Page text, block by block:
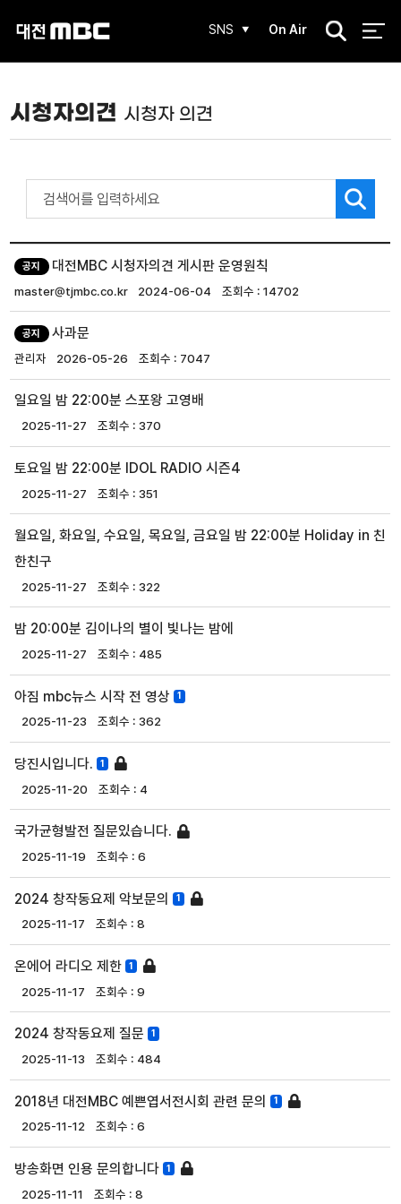
SNS On Air
검
시청자의견 시청자 의견
공지 대전MBC 시청자의견 게시판 운영원칙
master@tjmbc.co.kr 2024-06-04 14702
공지 사과문
관리자 2026-05-26 7047
일요일 밤 22:00분 스포왕 고영배
2025-11-27 370
토요일 밤 22:00분 IDOL RADIO 시즌4
2025-11-27 351
월요일, 화요일, 수요일, 목요일, 금요일 밤 22:00분 Holiday in 친
한친구
2025-11-27 322
밤 20:00분 김이나의 별이 빛나는 밤에
2025-11-27 485
아짐 mbc뉴스 시작 전 영상 1
2025-11-23 362
당진시입니다. 1
2025-11-20 4
국가균형발전 질문있습니다.
2025-11-19 6
2024 창작동요제 악보문의 1
2025-11-17 8
온에어 라디오 제한 1
2025-11-17 9
2024 창작동요제 질문 1
2025-11-13 484
2018년 대전MBC 예쁜엽서전시회 관련 문의 1
2025-11-12 6
방송화면 인용 문의합니다 1
2025-11-11 8